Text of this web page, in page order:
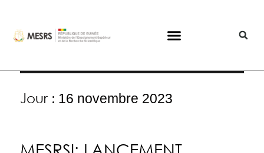
Jour : 16 novembre 2023